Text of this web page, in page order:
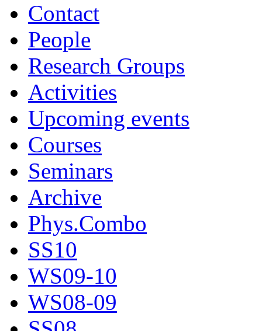
Contact
People
Research Groups
Activities
Upcoming events
Courses
Seminars
Archive
Phys.Combo
SS10
WS09-10
WS08-09